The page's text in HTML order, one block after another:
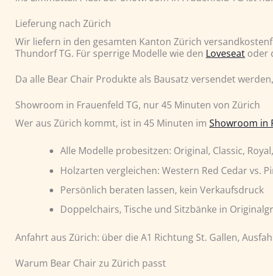
Lieferung nach Zürich
Wir liefern in den gesamten Kanton Zürich
Thundorf TG. Für sperrige Modelle wie den Loveseat oder
Da alle Bear Chair Produkte als Bausatz versendet
Showroom in Frauenfeld TG, nur 45 Minuten von Zürich
Wer aus Zürich kommt, ist in 45 Minuten im Showroom in
Alle Modelle probesitzen: Original, Classic,
Holzarten vergleichen: Western Red Cedar vs.
Persönlich beraten lassen, kein Verkaufsdruck
Doppelchairs, Tische und Sitzbänke in
Anfahrt aus Zürich: über die A1 Richtung St. Gallen,
Warum Bear Chair zu Zürich passt